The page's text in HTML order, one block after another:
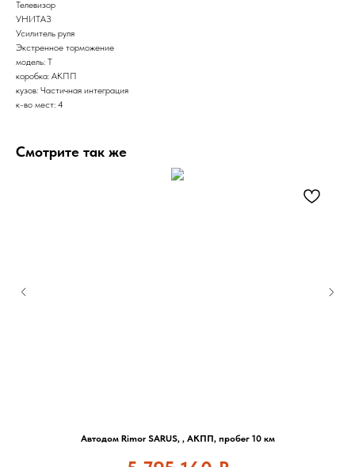
Телевизор
УНИТАЗ
Усилитель руля
Экстренное торможение
модель: T
коробка: АКПП
кузов: Частичная интеграция
к-во мест: 4
Смотрите так же
Автодом Rimor SARUS, , АКПП, пробег 10 км